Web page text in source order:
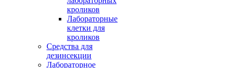
кроликов
Лабораторные
клетки для
кроликов
Средства для
дезинсекции
Лабораторное